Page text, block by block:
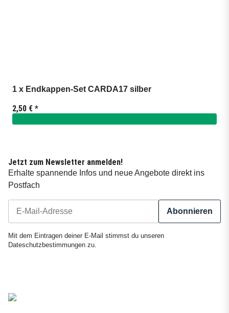
1 x Endkappen-Set CARDA17 silber
2,50 € *
Jetzt zum Newsletter anmelden!
Erhalte spannende Infos und neue Angebote direkt ins
Postfach
Abonnieren
Mit dem Eintragen deiner E-Mail stimmst du unseren
Dateschutzbestimmungen zu.